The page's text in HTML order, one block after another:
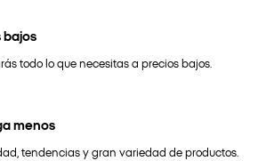
bajos
todo lo que necesitas a precios bajos.
menos
tendencias y gran variedad de productos.